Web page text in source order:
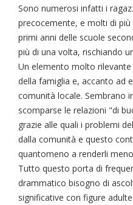
Sono numerosi infatti i
precocemente, e molti di
primi anni delle scuole
più di una volta, rischiando
Un elemento molto
della famiglia e, accanto ad
comunità locale. Sembrano
scomparse le relazioni "di
grazie alle quali i problemi
dalla comunità e questo
quantomeno a renderli
Tutto questo porta di
drammatico bisogno di
significative con figure